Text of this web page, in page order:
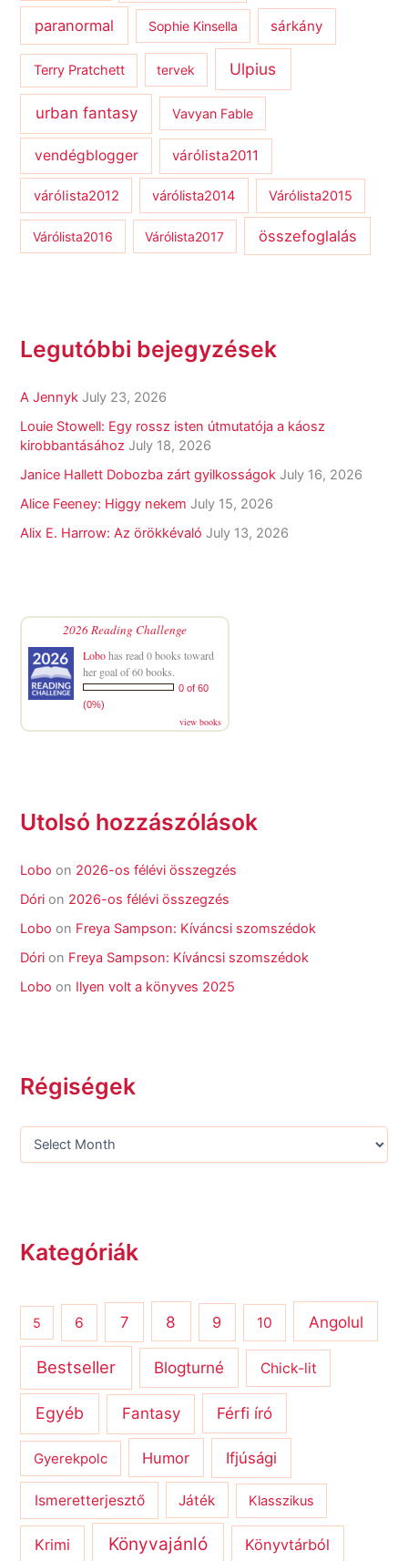
paranormal Sophie Kinsella sárkány
Terry Pratchett tervek Ulpius
urban fantasy Vavyan Fable
vendégblogger várólista2011
várólista2012 várólista2014 Várólista2015
Várólista2016 Várólista2017 összefoglalás
Legutóbbi bejegyzések
A Jennyk July 23, 2026
Louie Stowell: Egy ​rossz isten útmutatója a káosz
kirobbantásához July 18, 2026
Janice Hallett Dobozba zárt gyilkosságok July 16, 2026
Alice Feeney: Higgy nekem July 15, 2026
Alix E. Harrow: Az örökkévaló July 13, 2026
2026 Reading Challenge
Lobohas read 0 books toward
her goal of 60 books.
0 of 60
(0%)
view books
Utolsó hozzászólások
Lobo on 2026-os félévi összegzés
Dóri on 2026-os félévi összegzés
Lobo on Freya Sampson: Kíváncsi szomszédok
Dóri on Freya Sampson: Kíváncsi szomszédok
Lobo on Ilyen volt a könyves 2025
Régiségek
Kategóriák
5 6 7 8 9 10 Angolul
Bestseller Blogturné Chick-lit
Egyéb Fantasy Férfi író
Gyerekpolc Humor Ifjúsági
Ismeretterjesztő Játék Klasszikus
Krimi Könyvajánló Könyvtárból